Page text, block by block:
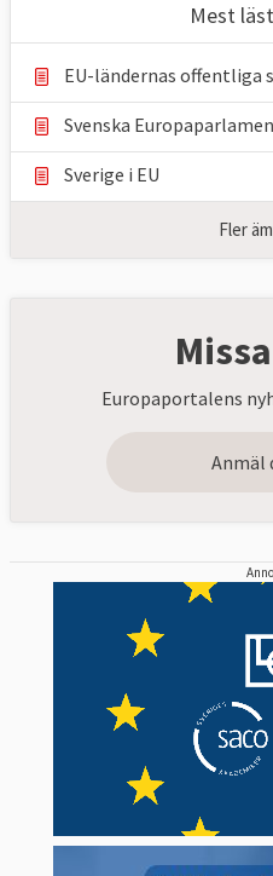
Mest
EU-ländernas offentliga
Svenska
Sverige i EU
Fler
Europaportalens
Anmäl